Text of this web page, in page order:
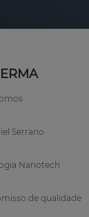
Serrano
Nanotech
de qualidade